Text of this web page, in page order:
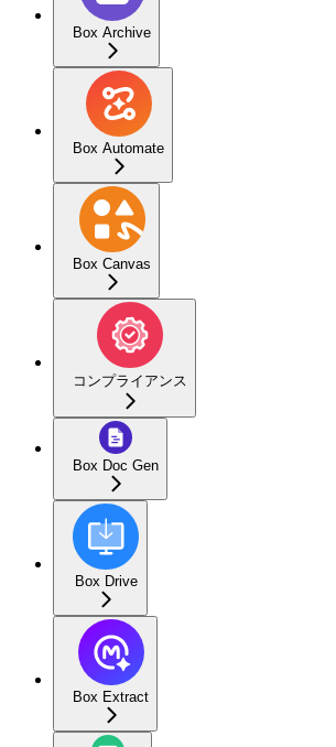
Box Archive
Box Automate
Box Canvas
コンプライアンス
Box Doc Gen
Box Drive
Box Extract